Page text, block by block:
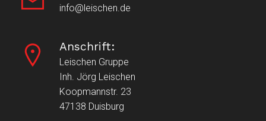
info@leischen.de
Anschrift:
Leischen Gruppe
Inh. Jörg Leischen
Koopmannstr. 23
47138 Duisburg